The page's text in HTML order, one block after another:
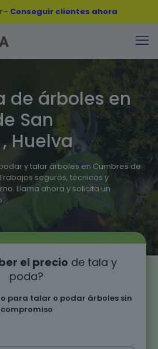
- Conseguir clientes ahora
de árboles en
San
Huelva
y talar árboles en Cumbres de
seguros, técnicos y
Llama ahora y solicita un
el precio de tala y
poda?
para talar o podar árboles sin
compromiso